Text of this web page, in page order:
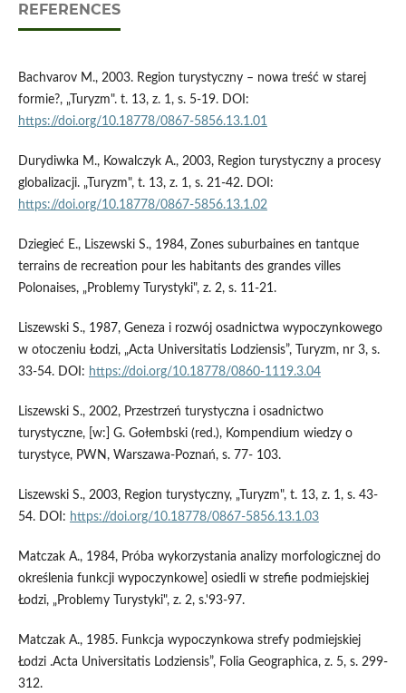
REFERENCES
Bachvarov M., 2003. Region turystyczny – nowa treść w starej
formie?, „Turyzm". t. 13, z. 1, s. 5-19. DOI:
https://doi.org/10.18778/0867-5856.13.1.01
Durydiwka M., Kowalczyk A., 2003, Region turystyczny a procesy
globalizacji. „Turyzm", t. 13, z. 1, s. 21-42. DOI:
https://doi.org/10.18778/0867-5856.13.1.02
Dziegieć E., Liszewski S., 1984, Zones suburbaines en tantque
terrains de recreation pour les habitants des grandes villes
Polonaises, „Problemy Turystyki", z. 2, s. 11-21.
Liszewski S., 1987, Geneza i rozwój osadnictwa wypoczynkowego
w otoczeniu Łodzi, „Acta Universitatis Lodziensis”, Turyzm, nr 3, s.
33-54. DOI: https://doi.org/10.18778/0860-1119.3.04
Liszewski S., 2002, Przestrzeń turystyczna i osadnictwo
turystyczne, [w:] G. Gołembski (red.), Kompendium wiedzy o
turystyce, PWN, Warszawa-Poznań, s. 77- 103.
Liszewski S., 2003, Region turystyczny, „Turyzm", t. 13, z. 1, s. 43-
54. DOI: https://doi.org/10.18778/0867-5856.13.1.03
Matczak A., 1984, Próba wykorzystania analizy morfologicznej do
określenia funkcji wypoczynkowe] osiedli w strefie podmiejskiej
Łodzi, „Problemy Turystyki", z. 2, s.'93-97.
Matczak A., 1985. Funkcja wypoczynkowa strefy podmiejskiej
Łodzi .Acta Universitatis Lodziensis”, Folia Geographica, z. 5, s. 299-
312.